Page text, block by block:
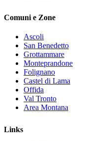
Comuni e Zone
Ascoli
San Benedetto
Grottammare
Monteprandone
Folignano
Castel di Lama
Offida
Val Tronto
Area Montana
Links